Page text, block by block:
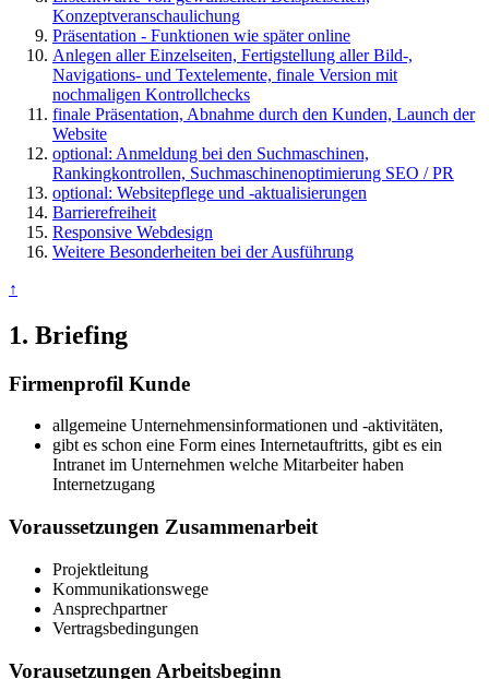
Konzeptveranschaulichung
Präsentation - Funktionen wie später online
Anlegen aller Einzelseiten, Fertigstellung aller Bild-,
Navigations- und Textelemente, finale Version mit
nochmaligen Kontrollchecks
finale Präsentation, Abnahme durch den Kunden, Launch der
Website
optional: Anmeldung bei den Suchmaschinen,
Rankingkontrollen, Suchmaschinenoptimierung SEO / PR
optional: Websitepflege und -aktualisierungen
Barrierefreiheit
Responsive Webdesign
Weitere Besonderheiten bei der Ausführung
↑
1. Briefing
Firmenprofil Kunde
allgemeine Unternehmensinformationen und -aktivitäten,
gibt es schon eine Form eines Internetauftritts, gibt es ein
Intranet im Unternehmen welche Mitarbeiter haben
Internetzugang
Voraussetzungen Zusammenarbeit
Projektleitung
Kommunikationswege
Ansprechpartner
Vertragsbedingungen
Vorausetzungen Arbeitsbeginn